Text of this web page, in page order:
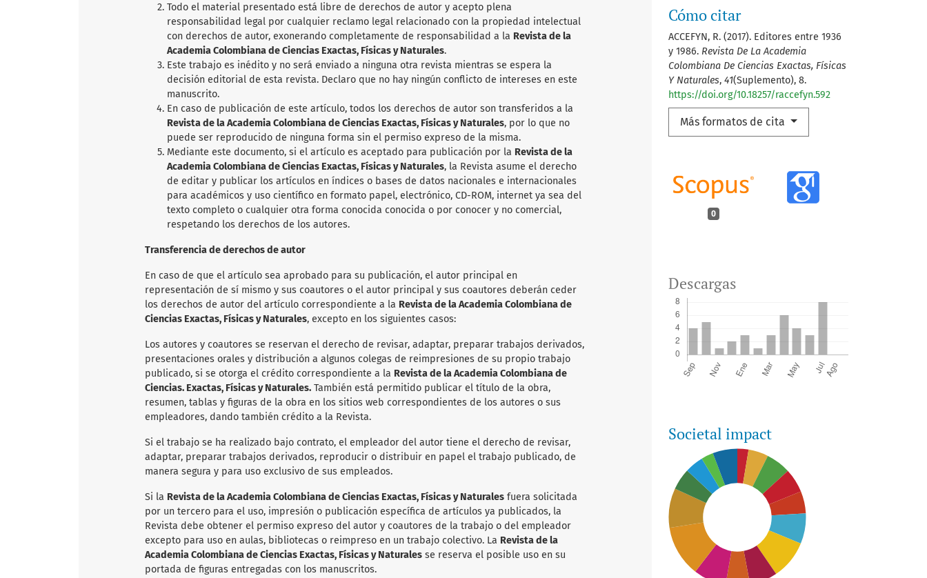
Cómo citar
ACCEFYN, R. (2017). Editores entre 1936
y 1986. Revista De La Academia
Colombiana De Ciencias Exactas, Físicas
Y Naturales, 41(Suplemento), 8.
https://doi.org/10.18257/raccefyn.592
Más formatos de cita
0
Descargas
Societal impact
Todo el material presentado está libre de derechos de autor y acepto plena
responsabilidad legal por cualquier reclamo legal relacionado con la propiedad intelectual
con derechos de autor, exonerando completamente de responsabilidad a la Revista de la
Academia Colombiana de Ciencias Exactas, Físicas y Naturales.
Este trabajo es inédito y no será enviado a ninguna otra revista mientras se espera la
decisión editorial de esta revista. Declaro que no hay ningún conflicto de intereses en este
manuscrito.
En caso de publicación de este artículo, todos los derechos de autor son transferidos a la
Revista de la Academia Colombiana de Ciencias Exactas, Físicas y Naturales, por lo que no
puede ser reproducido de ninguna forma sin el permiso expreso de la misma.
Mediante este documento, si el artículo es aceptado para publicación por la Revista de la
Academia Colombiana de Ciencias Exactas, Físicas y Naturales, la Revista asume el derecho
de editar y publicar los artículos en índices o bases de datos nacionales e internacionales
para académicos y uso científico en formato papel, electrónico, CD-ROM, internet ya sea del
texto completo o cualquier otra forma conocida conocida o por conocer y no comercial,
respetando los derechos de los autores.
Transferencia de derechos de autor
En caso de que el artículo sea aprobado para su publicación, el autor principal en
representación de sí mismo y sus coautores o el autor principal y sus coautores deberán ceder
los derechos de autor del artículo correspondiente a la Revista de la Academia Colombiana de
Ciencias Exactas, Físicas y Naturales, excepto en los siguientes casos:
Los autores y coautores se reservan el derecho de revisar, adaptar, preparar trabajos derivados,
presentaciones orales y distribución a algunos colegas de reimpresiones de su propio trabajo
publicado, si se otorga el crédito correspondiente a la Revista de la Academia Colombiana de
Ciencias. Exactas, Físicas y Naturales. También está permitido publicar el título de la obra,
resumen, tablas y figuras de la obra en los sitios web correspondientes de los autores o sus
empleadores, dando también crédito a la Revista.
Si el trabajo se ha realizado bajo contrato, el empleador del autor tiene el derecho de revisar,
adaptar, preparar trabajos derivados, reproducir o distribuir en papel el trabajo publicado, de
manera segura y para uso exclusivo de sus empleados.
Si la Revista de la Academia Colombiana de Ciencias Exactas, Físicas y Naturales fuera solicitada
por un tercero para el uso, impresión o publicación específica de artículos ya publicados, la
Revista debe obtener el permiso expreso del autor y coautores de la trabajo o del empleador
excepto para uso en aulas, bibliotecas o reimpreso en un trabajo colectivo. La Revista de la
Academia Colombiana de Ciencias Exactas, Físicas y Naturales se reserva el posible uso en su
portada de figuras entregadas con los manuscritos.